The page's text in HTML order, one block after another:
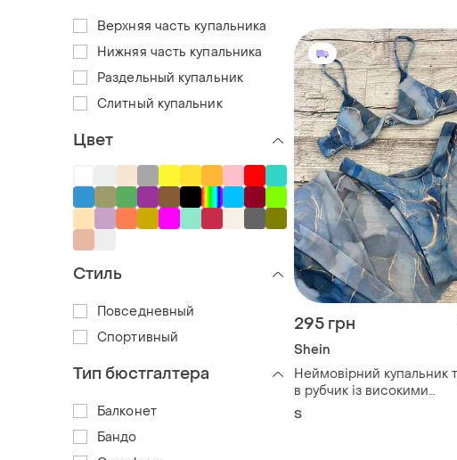
295 грн
Shein
Неймовірний купальник
в рубчик із високими
трусиками і ліфом з
S
Верхняя часть купальника
Нижняя часть купальника
Раздельный купальник
Слитный купальник
Цвет
Стиль
Повседневный
Спортивный
Тип бюстгалтера
Балконет
Бандо